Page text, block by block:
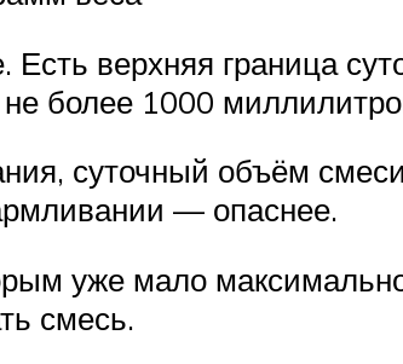
верхняя граница
более 1000
суточный объём
— опаснее.
уже мало
смесь.